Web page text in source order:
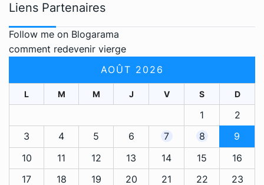
Liens Partenaires
Follow me on Blogarama
comment redevenir vierge
AOÛT 2026
L M M J V S D
1
2
3
4 5 6 7 8
9
10
11 12 13 14 15
16
17
18 19 20 21 22 23